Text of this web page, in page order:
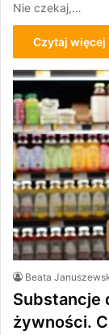
Nie czekaj,…
Czytaj więcej
Beata
Substancje
żywności.